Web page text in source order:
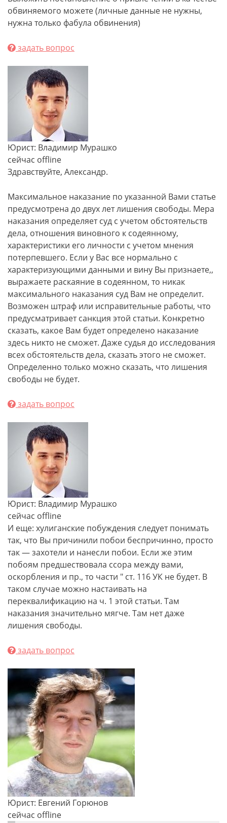
обвиняемого можете (личные данные не нужны,
нужна только фабула обвинения)
задать вопрос
Юрист: Владимир Мурашко
сейчас offline
Здравствуйте, Александр.
Максимальное наказание по указанной Вами статье
предусмотрена до двух лет лишения свободы. Мера
наказания определяет суд с учетом обстоятельств
дела, отношения виновного к содеянному,
характеристики его личности с учетом мнения
потерпевшего. Если у Вас все нормально с
характеризующими данными и вину Вы признаете,,
выражаете раскаяние в содеянном, то никак
максимального наказания суд Вам не определит.
Возможен штраф или исправительные работы, что
предусматривает санкция этой статьи. Конкретно
сказать, какое Вам будет определено наказание
здесь никто не сможет. Даже судья до исследования
всех обстоятельств дела, сказать этого не сможет.
Определенно только можно сказать, что лишения
свободы не будет.
задать вопрос
Юрист: Владимир Мурашко
сейчас offline
И еще: хулиганские побуждения следует понимать
так, что Вы причинили побои беспричинно, просто
так — захотели и нанесли побои. Если же этим
побоям предшествовала ссора между вами,
оскорбления и пр., то части " ст. 116 УК не будет. В
таком случае можно настаивать на
переквалификацию на ч. 1 этой статьи. Там
наказания значительно мягче. Там нет даже
лишения свободы.
задать вопрос
Юрист: Евгений Горюнов
сейчас offline